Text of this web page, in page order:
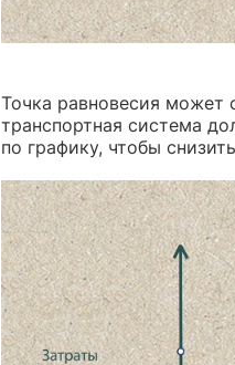
Точка равновесия может
транспортная система
по графику, чтобы